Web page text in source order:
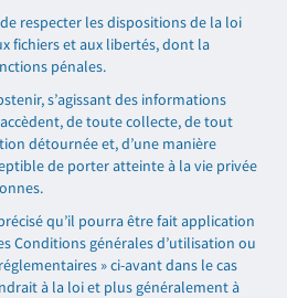
respecter les dispositions de la loi
fichiers et aux libertés, dont la
pénales.
s’agissant des informations
de toute collecte, de tout
détournée et, d’une manière
de porter atteinte à la vie privée
qu’il pourra être fait application
Conditions générales d’utilisation ou
» ci-avant dans le cas
à la loi et plus généralement à